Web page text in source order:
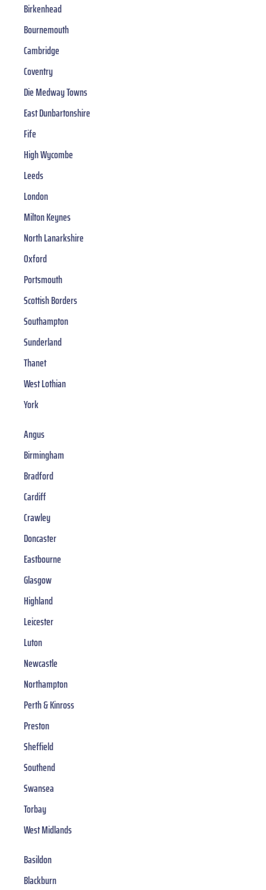
Birkenhead
Bournemouth
Cambridge
Coventry
Die Medway Towns
East Dunbartonshire
Fife
High Wycombe
Leeds
London
Milton Keynes
North Lanarkshire
Oxford
Portsmouth
Scottish Borders
Southampton
Sunderland
Thanet
West Lothian
York
Angus
Birmingham
Bradford
Cardiff
Crawley
Doncaster
Eastbourne
Glasgow
Highland
Leicester
Luton
Newcastle
Northampton
Perth & Kinross
Preston
Sheffield
Southend
Swansea
Torbay
West Midlands
Basildon
Blackburn